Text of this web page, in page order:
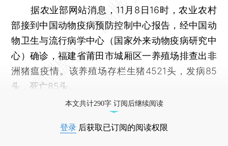
据农业部网站消息，11月8日16时，农业农村
部接到中国动物疫病预防控制中心报告，经中国动
物卫生与流行病学中心（国家外来动物疫病研究中
心）确诊，福建省莆田市城厢区一养殖场排查出非
洲猪瘟疫情。该养殖场存栏生猪4521头，发病85
头，死亡85头。
本文共计290字 订阅后继续阅读
登录 后获取已订阅的阅读权限